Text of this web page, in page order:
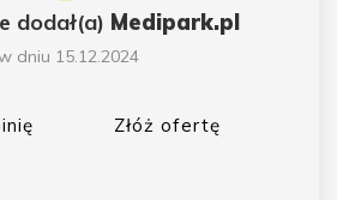
dodał(a) Medipark.pl
dniu 15.12.2024
Złóż ofertę